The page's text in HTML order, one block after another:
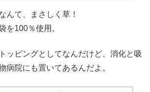
んて、まさしく草！
を100％使用。
ッピングとしてなんだけど、消化と吸
病院にも置いてあるんだよ。